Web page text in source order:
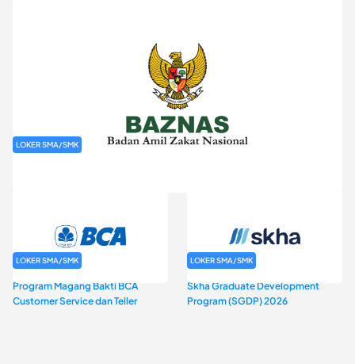
LOKER SMA/SMK
LOKER SMA/SMK
Program Magang Bakti BCA
Customer Service dan Teller
LOKER SMA/SMK
Skha Graduate Development
Program (SGDP) 2026